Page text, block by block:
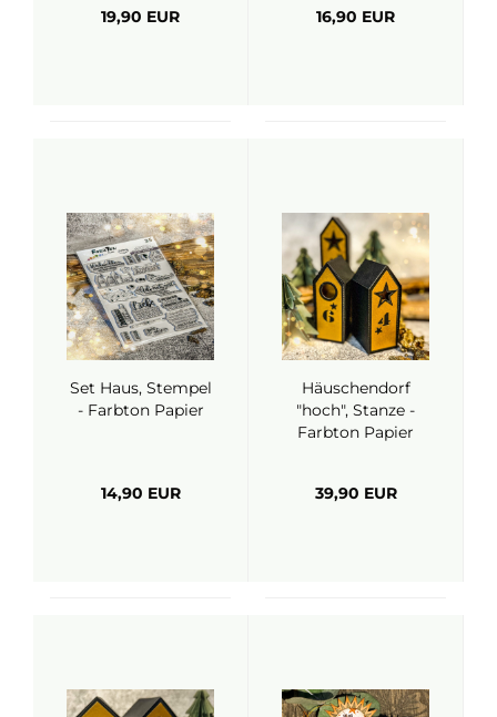
19,90 EUR 16,90 EUR
Set Haus, Stempel
- Farbton Papier
14,90 EUR
Häuschendorf
"hoch", Stanze -
Farbton Papier
39,90 EUR